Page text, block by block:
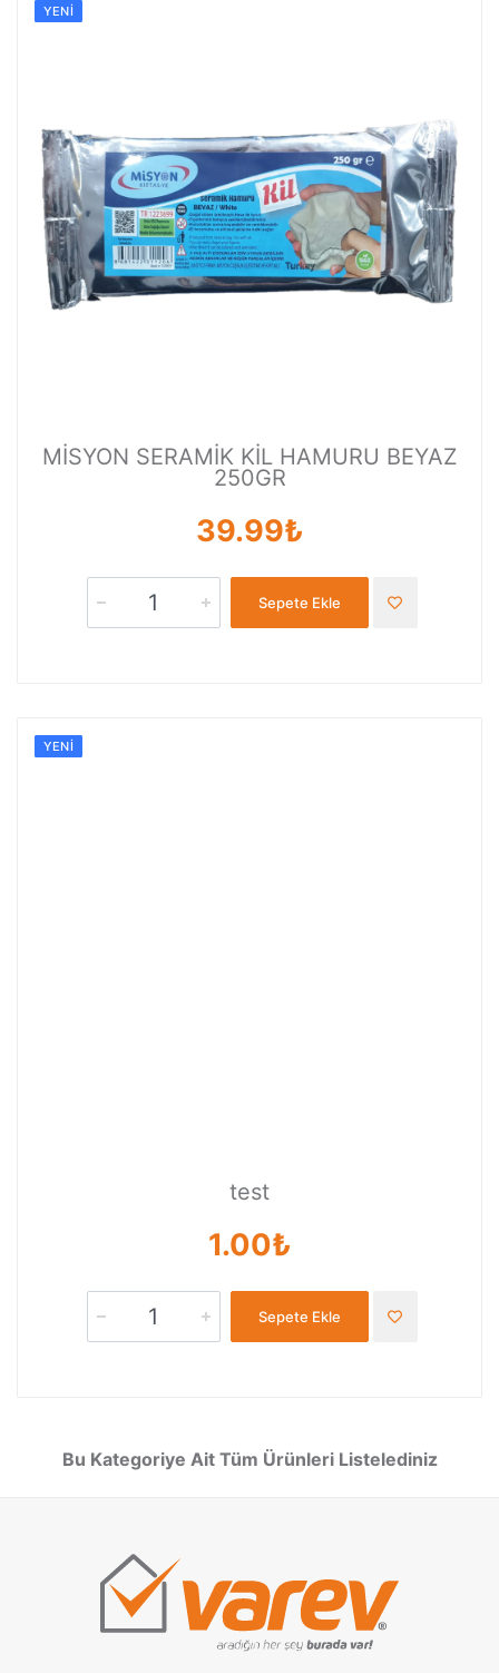
YENI
MİSYON SERAMİK KİL HAMURU BEYAZ
250GR
39.99₺
Sepete Ekle
YENI
test
1.00₺
Sepete Ekle
Bu Kategoriye Ait Tüm Ürünleri Listelediniz